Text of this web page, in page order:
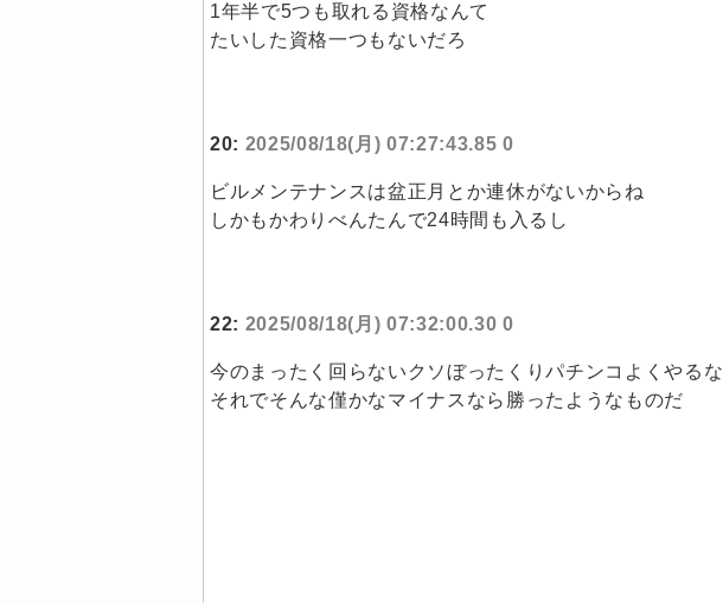
1年半で5つも取れる資格なんて
たいした資格一つもないだろ
20: 2025/08/18(月) 07:27:43.85 0
ビルメンテナンスは盆正月とか連休がないからね
しかもかわりべんたんで24時間も入るし
22: 2025/08/18(月) 07:32:00.30 0
今のまったく回らないクソぼったくりパチンコよくやるな
それでそんな僅かなマイナスなら勝ったようなものだ